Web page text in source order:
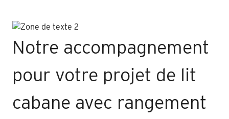
Notre accompagnement
pour votre projet de lit
cabane avec rangement